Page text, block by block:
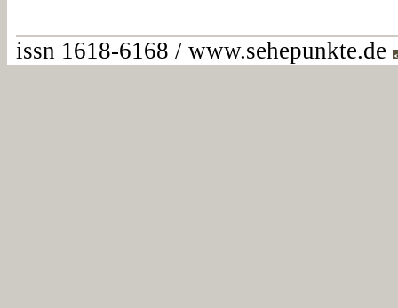
issn 1618-6168 / www.sehepunkte.de